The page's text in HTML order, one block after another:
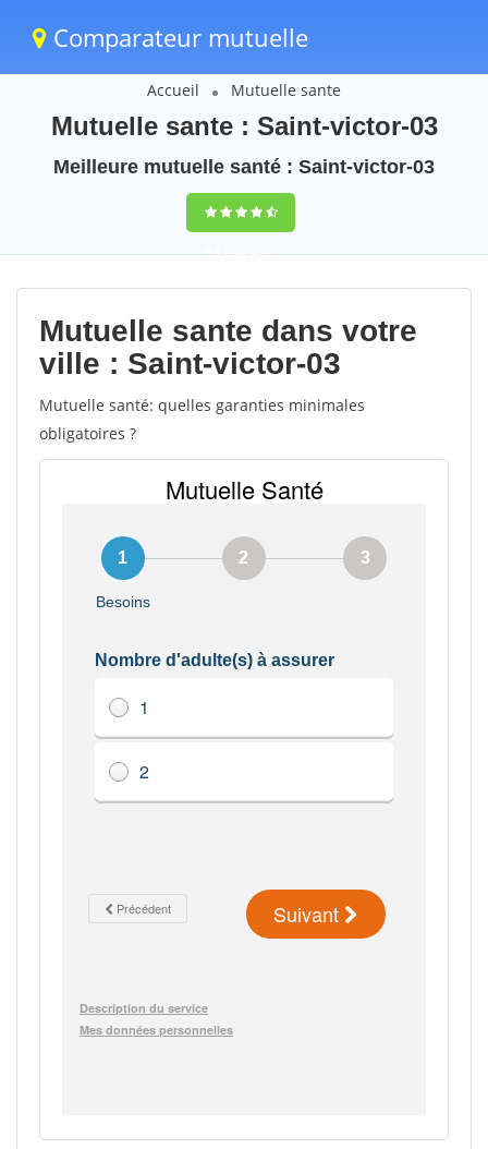
Comparateur mutuelle
Accueil Mutuelle sante
Mutuelle sante : Saint-victor-03
Meilleure mutuelle santé : Saint-victor-03
9,5(100%)31
votes
Mutuelle sante dans votre
ville : Saint-victor-03
Mutuelle santé: quelles garanties minimales
obligatoires ?